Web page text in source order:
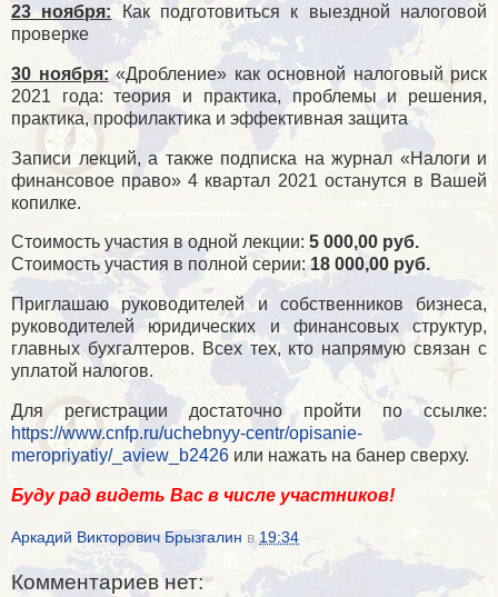
23 ноября: Как подготовиться к выездной налоговой
проверке
30 ноября: «Дробление» как основной налоговый риск
2021 года: теория и практика, проблемы и решения,
практика, профилактика и эффективная защита
Записи лекций, а также подписка на журнал «Налоги и
финансовое право» 4 квартал 2021 останутся в Вашей
копилке.
Стоимость участия в одной лекции: 5 000,00 руб.
Стоимость участия в полной серии:18 000,00 руб.
Приглашаю руководителей и собственников бизнеса,
руководителей юридических и финансовых структур,
главных бухгалтеров. Всех тех, кто напрямую связан с
уплатой налогов.
Для регистрации достаточно пройти по ссылке:
https://www.cnfp.ru/uchebnyy-centr/opisanie-
meropriyatiy/_aview_b2426 или нажать на банер сверху.
Буду рад видеть Вас в числе участников!
Аркадий Викторович Брызгалин в 19:34
Комментариев нет: